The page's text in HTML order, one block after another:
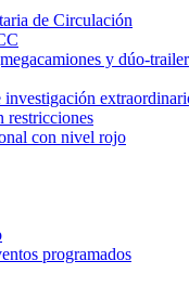
de Circulación
y dúo-
investigación
restricciones
con nivel rojo
programados